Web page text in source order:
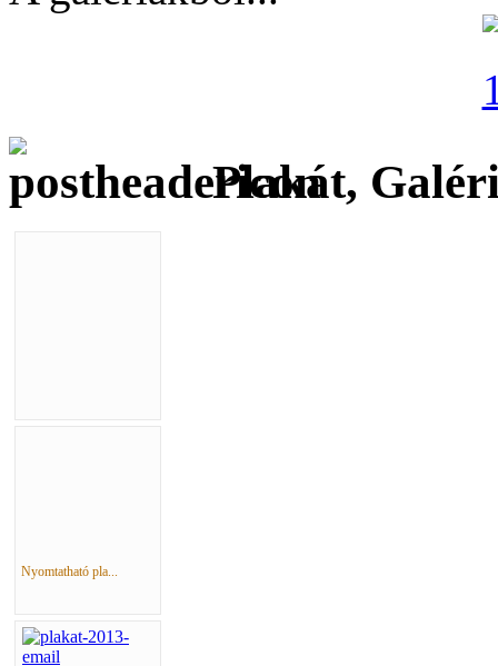
Plakát,
Nyomtatható pla...